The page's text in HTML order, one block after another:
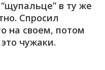
в ту же
Спросил
на своем, потом
чужаки.